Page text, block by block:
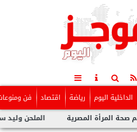
الداخلية اليوم رياضة اقتصاد فن
الملحن وليد سعد : أزمة